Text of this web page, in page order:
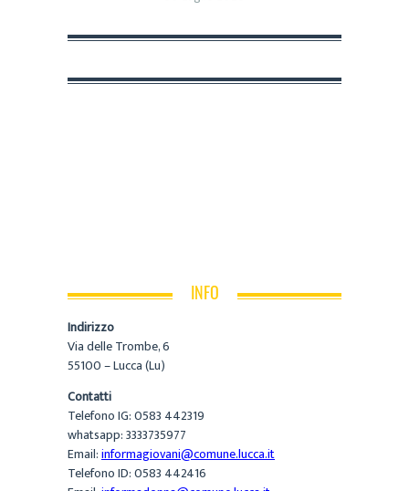
INFO
Indirizzo
Via delle Trombe, 6
55100 – Lucca (Lu)
Contatti
Telefono IG: 0583 442319
whatsapp: 3333735977
Email:informagiovani@comune.lucca.it
Telefono ID: 0583 442416